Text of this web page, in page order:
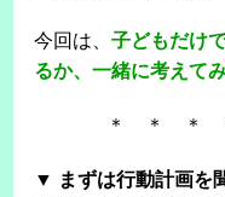
今回は、子どもだけ
るか、一緒に考えて
＊ ＊ ＊
▼ まずは行動計画を